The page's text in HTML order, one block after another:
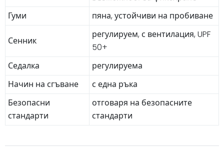
Гуми
пяна, устойчиви на пробиване
Сенник
регулируем, с вентилация, UPF
50+
Седалка
регулируема
Начин на сгъване
с една ръка
Безопасни
стандарти
отговаря на безопасните
стандарти